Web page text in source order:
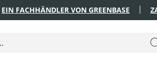
EIN FACHHÄNDLER VON GREENBASE